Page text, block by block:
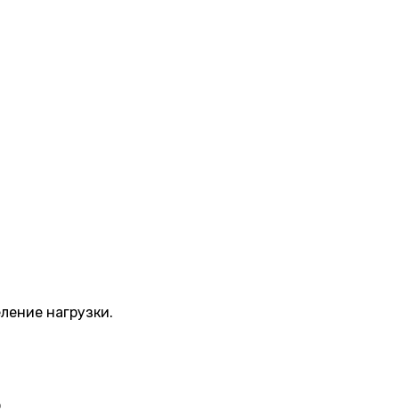
нагрузки.